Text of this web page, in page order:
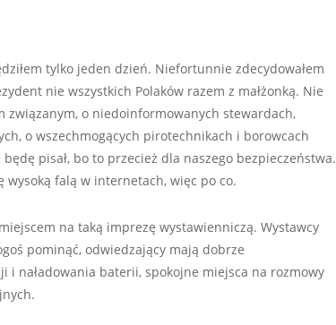
tylko jeden dzień. Niefortunnie zdecydowałem
nie wszystkich Polaków razem z małżonką. Nie
związanym, o niedoinformowanych stewardach,
o wszechmogących pirotechnikach i borowcach
pisał, bo to przecież dla naszego bezpieczeństwa.
wysoką falą w internetach, więc po co.
na taką imprezę wystawienniczą. Wystawcy
pominąć, odwiedzający mają dobrze
naładowania baterii, spokojne miejsca na rozmowy